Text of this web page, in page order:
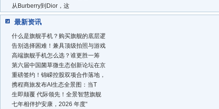
从Burberry到Dior，这
最新资讯
什么是旗舰手机？购买旗舰的底层逻
告别选择困难！兼具顶级拍照与游戏
高端旗舰手机怎么选？谁更胜一筹
第六届中国菌草微生态创新论坛在京
重磅签约！锦嵘控股双项合作落地，
携程商旅发布AI生态全景图：当T
生即颠覆 代际领先！全景智慧旗舰
七年相伴护安康，2026 年度“